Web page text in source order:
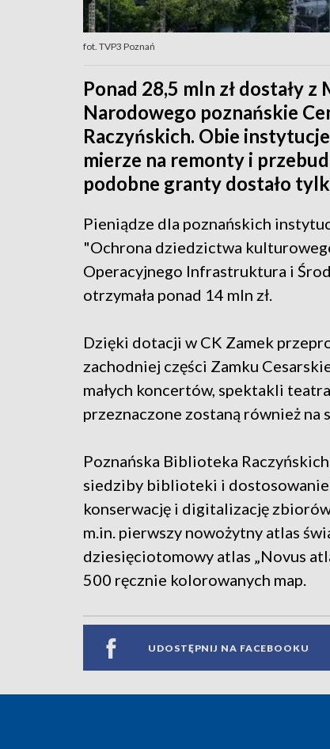
fot. TVP3 Poznań
Ponad 28,5 mln zł dostały
Narodowego poznańskie
Raczyńskich. Obie
mierze na remonty i
podobne granty dostało
Pieniądze dla poznańskich
"Ochrona dziedzictwa
Operacyjnego Infrastruktura i
otrzymała ponad 14 mln zł.
Dzięki dotacji w CK Zamek
zachodniej części Zamku
małych koncertów, spektakli
przeznaczone zostaną również
Poznańska Biblioteka
siedziby biblioteki i dostosowanie
konserwację i digitalizację
m.in. pierwszy nowożytny atlas
dziesięciotomowy atlas „Novus
500 ręcznie kolorowanych map.
UDOSTĘPNIJ NA FACEBOOKU